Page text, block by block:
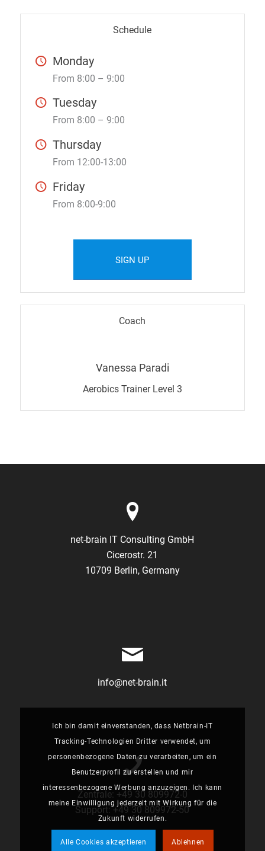
Schedule
Monday
From 8:00 – 9:00
Tuesday
From 8:00 – 9:00
Thursday
From 12:00-13:00
Friday
From 8:00-9:00
SIGN UP
Coach
Vanessa Paradi
Aerobics Trainer Level 3
net-brain IT Consulting GmbH
Cicerostr. 21
10709 Berlin, Germany
info@net-brain.it
Zentrale: +49 30 809972-0
Support:+49 30 809972-50
Ich bin damit einverstanden, dass Netbrain-IT
Tracking-Technologien Dritter verwendet, um
personenbezogene Daten zu verarbeiten, um ein
Benutzerprofil zu erstellen und mir
interessenbezogene Werbung anzuzeigen. Ich kann
meine Einwilligung jederzeit mit Wirkung für die
Zukunft widerrufen.
Alle Cookies akzeptieren Ablehnen